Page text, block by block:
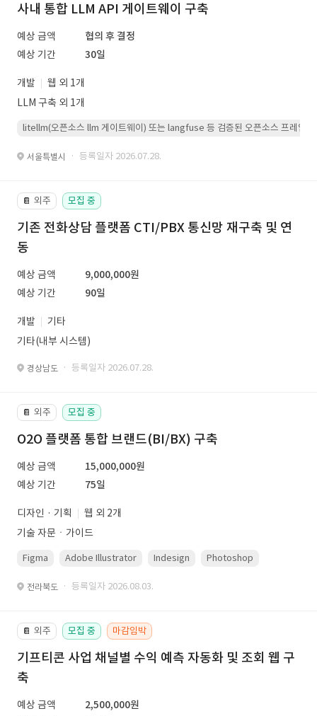
사내 통합 LLM API 게이트웨이 구축
예상 금액
협의 후 결정
예상 기간
30일
개발
웹 외 1개
LLM 구축 외 1개
litellm(오픈소스 llm 게이트웨이) 또는 langfuse 등 검증된 오픈소스 프레임워
서울특별시 · 등록일자 2026.07.28.
📔 외주 모집 중
기존 전화상담 플랫폼 CTI/PBX 통신망 재구축 및 연
동
예상 금액
9,000,000원
예상 기간
90일
개발
기타
기타(내부 시스템)
경상남도 · 등록일자 2026.07.28.
📔 외주 모집 중
O2O 플랫폼 통합 브랜드(BI/BX) 구축
예상 금액
15,000,000원
예상 기간
75일
디자인 · 기획
웹 외 2개
기술 자문ㆍ가이드
Figma Adobe Illustrator Indesign Photoshop
전라북도 · 등록일자 2026.08.03.
📔 외주 모집 중 마감임박
기프티콘 사업 채널별 수익 예측 자동화 및 조회 웹 구
축
예상 금액
2,500,000원